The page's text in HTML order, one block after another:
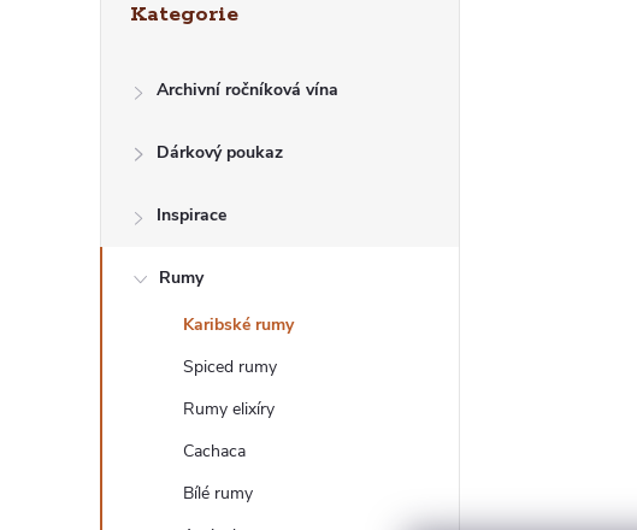
R
kategorie
Kategorie
Archivní ročníková vína
Dárkový poukaz
Inspirace
Rumy
Karibské rumy
Spiced rumy
Rumy elixíry
Cachaca
Bílé rumy